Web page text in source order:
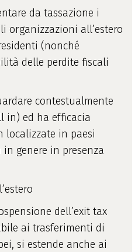
da tassazione i
organizzazioni all’estero
(nonché
delle perdite fiscali
contestualmente
in) ed ha efficacia
localizzate in paesi
genere in presenza
dell’exit tax
ai trasferimenti di
si estende anche ai